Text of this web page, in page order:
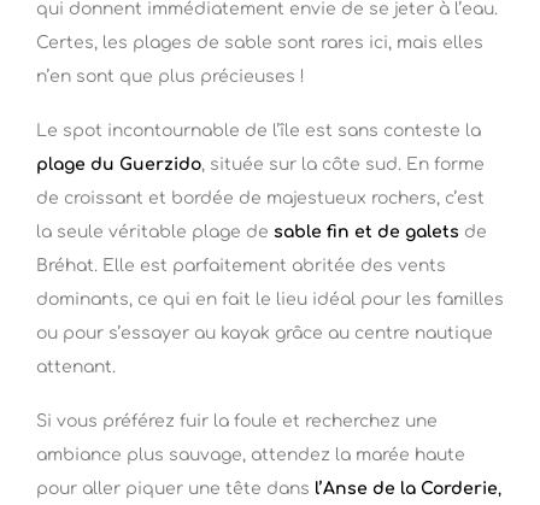
qui donnent immédiatement envie de se jeter à l’eau.
Certes, les plages de sable sont rares ici, mais elles
n’en sont que plus précieuses !
Le spot incontournable de l’île est sans conteste la
plage du Guerzido, située sur la côte sud. En forme
de croissant et bordée de majestueux rochers, c’est
la seule véritable plage de sable fin et de galets de
Bréhat. Elle est parfaitement abritée des vents
dominants, ce qui en fait le lieu idéal pour les familles
ou pour s’essayer au kayak grâce au centre nautique
attenant.
Si vous préférez fuir la foule et recherchez une
ambiance plus sauvage, attendez la marée haute
pour aller piquer une tête dans l’Anse de la Corderie,